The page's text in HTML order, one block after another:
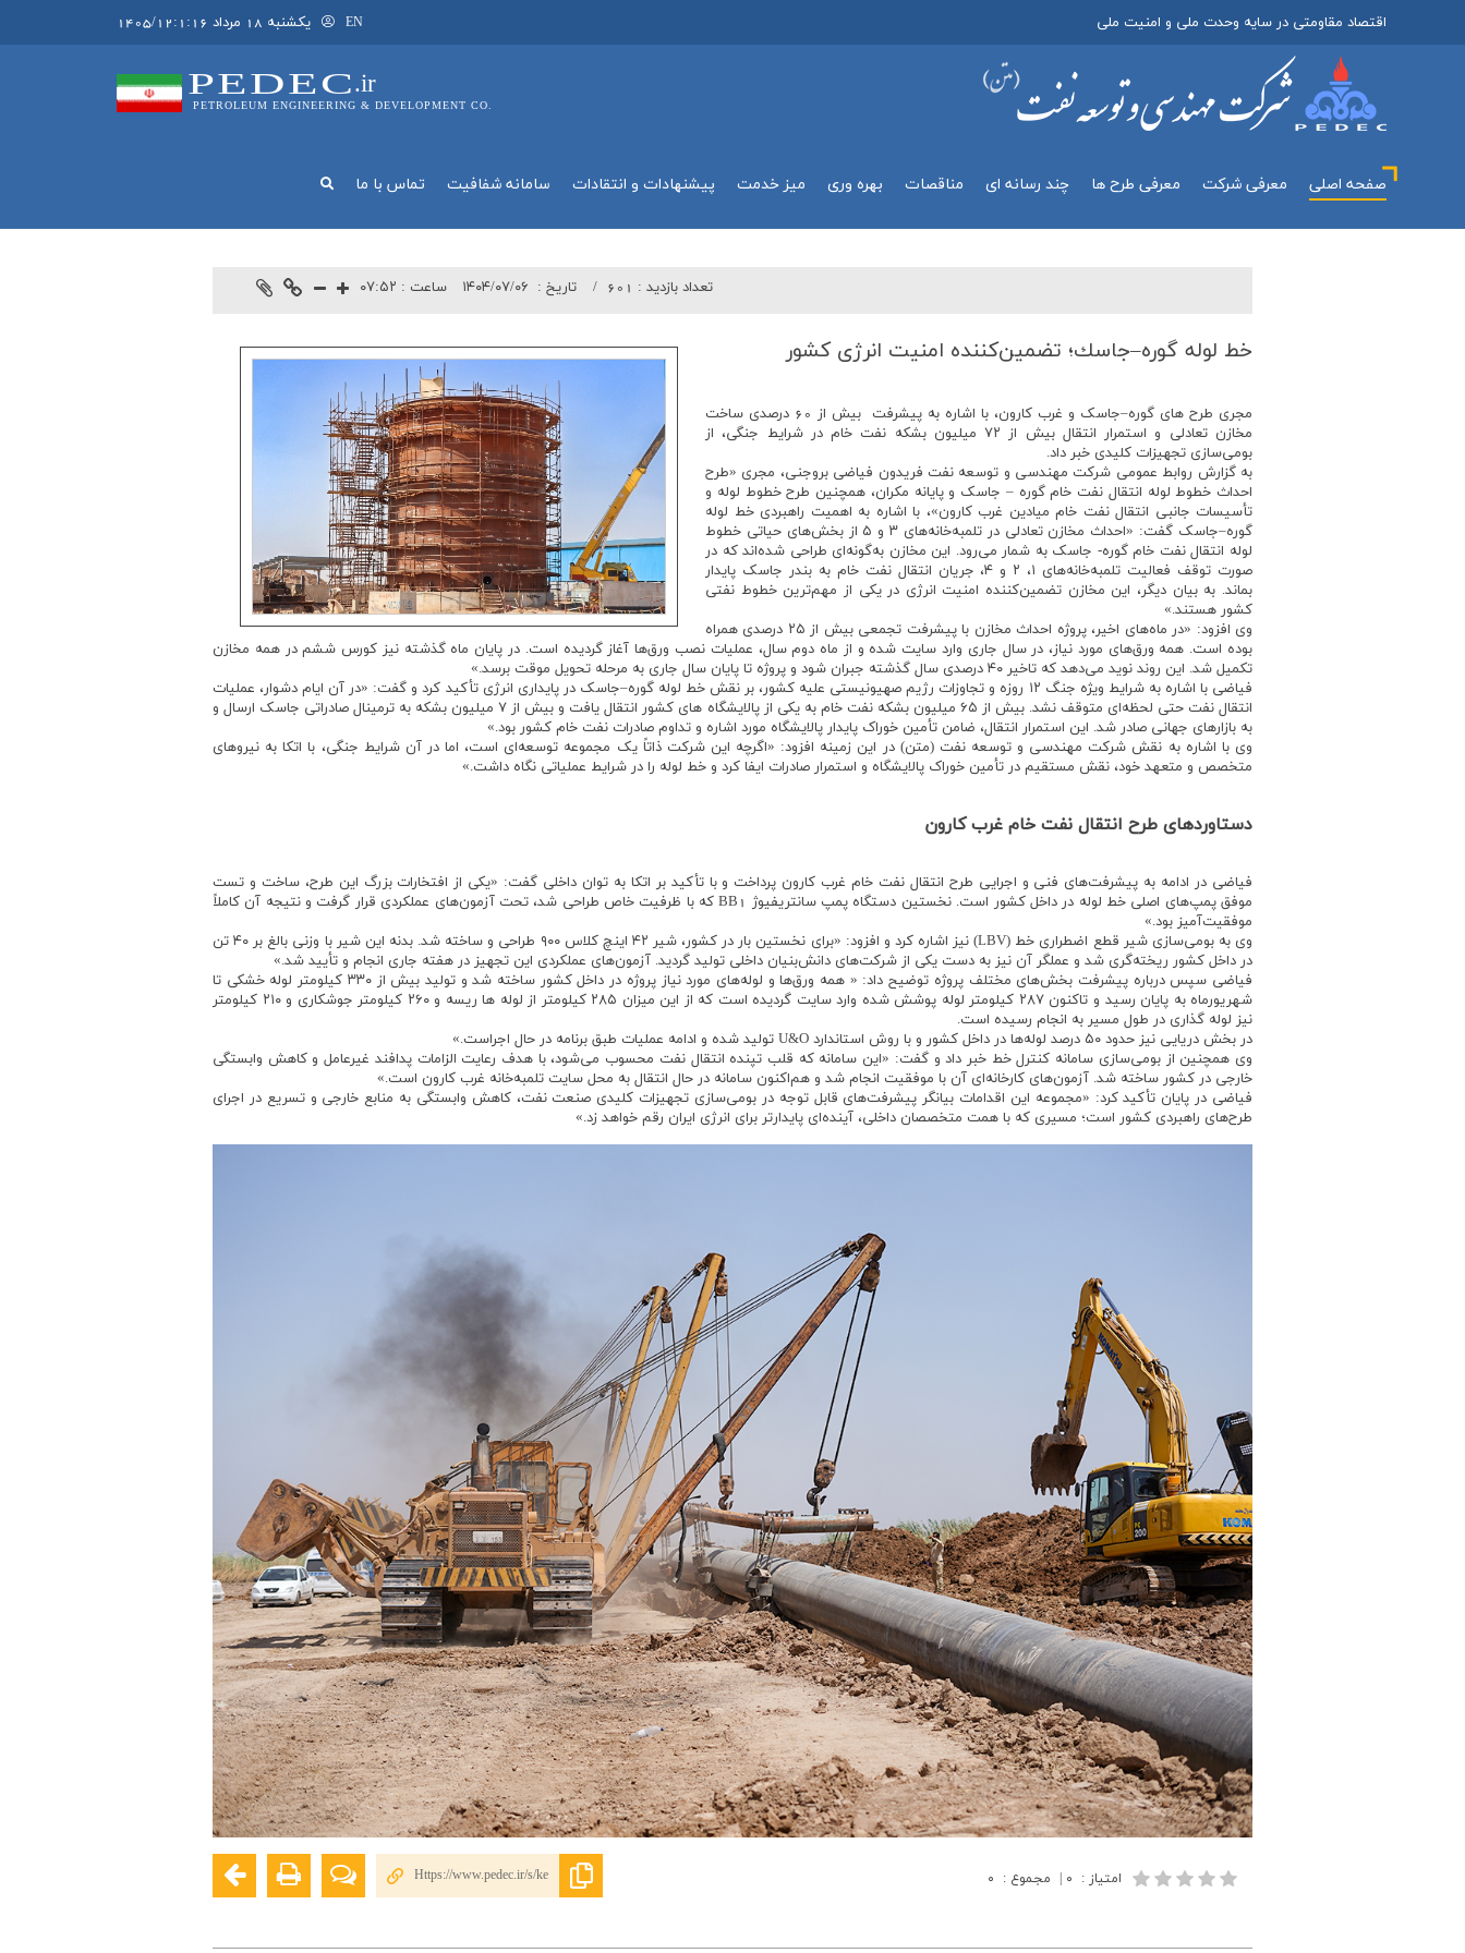
اقتصاد مقاومتی در سایه وحدت ملی و امنیت ملی EN يکشنبه 18 مرداد 1405/12:1:16
PEDEC.ir
PETROLEUM ENGINEERING & DEVELOPMENT CO.
صفحه اصلی معرفي شركت معرفی طرح ها چند رسانه اي مناقصات بهره وري میز خدمت پیشنهادات و انتقادات سامانه شفافيت تماس با ما
ساعت : ۰۷:۵۲ تاريخ : ۱۴۰۴/۰۷/۰۶ تعداد بازدید : 601
خط لوله گوره–جاسك؛ تضمین‌كننده امنیت انرژی كشور
مجری طرح های گوره–جاسک و غرب کارون، با اشاره به پیشرفت بیش از 60 درصدی ساخت
مخازن تعادلی و استمرار انتقال بیش از ۷۲ میلیون بشکه نفت خام در شرایط جنگی، از
بومی‌سازی تجهیزات کلیدی خبر داد.
به گزارش روابط عمومی شرکت مهندسی و توسعه نفت فریدون فیاضی بروجنی، مجری «طرح
احداث خطوط لوله انتقال نفت خام گوره – جاسک و پایانه مکران، همچنین طرح خطوط لوله و
تأسیسات جانبی انتقال نفت خام میادین غرب کارون»، با اشاره به اهمیت راهبردی خط لوله
گوره–جاسک گفت: «احداث مخازن تعادلی در تلمبه‌خانه‌های ۳ و ۵ از بخش‌های حیاتی خطوط
لوله انتقال نفت خام گوره- جاسک به شمار می‌رود. این مخازن به‌گونه‌ای طراحی شده‌اند که در
صورت توقف فعالیت تلمبه‌خانه‌های ۱، ۲ و ۴، جریان انتقال نفت خام به بندر جاسک پایدار
بماند. به بیان دیگر، این مخازن تضمین‌کننده امنیت انرژی در یکی از مهم‌ترین خطوط نفتی
کشور هستند.»
وی افزود: «در ماه‌های اخیر، پروژه احداث مخازن با پیشرفت تجمعی بیش از ۲۵ درصدی همراه
بوده است. همه ورق‌های مورد نیاز، در سال جاری وارد سایت شده و از ماه دوم سال، عملیات نصب ورق‌ها آغاز گردیده است. در پایان ماه گذشته نیز کورس ششم در همه مخازن
تکمیل شد. این روند نوید می‌دهد که تاخیر ۴۰ درصدی سال گذشته جبران شود و پروژه تا پایان سال جاری به مرحله تحویل موقت برسد.»
فیاضی با اشاره به شرایط ویژه جنگ ۱۲ روزه و تجاوزات رژیم صهیونیستی علیه کشور، بر نقش خط لوله گوره–جاسک در پایداری انرژی تأکید کرد و گفت: «در آن ایام دشوار، عملیات
انتقال نفت حتی لحظه‌ای متوقف نشد. بیش از ۶۵ میلیون بشکه نفت خام به یکی از پالایشگاه های کشور انتقال یافت و بیش از ۷ میلیون بشکه به ترمینال صادراتی جاسک ارسال و
به بازارهای جهانی صادر شد. این استمرار انتقال، ضامن تأمین خوراک پایدار پالایشگاه مورد اشاره و تداوم صادرات نفت خام کشور بود.»
وی با اشاره به نقش شرکت مهندسی و توسعه نفت (متن) در این زمینه افزود: «اگرچه این شرکت ذاتاً یک مجموعه توسعه‌ای است، اما در آن شرایط جنگی، با اتکا به نیروهای
متخصص و متعهد خود، نقش مستقیم در تأمین خوراک پالایشگاه و استمرار صادرات ایفا کرد و خط لوله را در شرایط عملیاتی نگاه داشت.»
دستاوردهای طرح انتقال نفت خام غرب کارون
فیاضی در ادامه به پیشرفت‌های فنی و اجرایی طرح انتقال نفت خام غرب کارون پرداخت و با تأکید بر اتکا به توان داخلی گفت: «یکی از افتخارات بزرگ این طرح، ساخت و تست
موفق پمپ‌های اصلی خط لوله در داخل کشور است. نخستین دستگاه پمپ سانتریفیوژ BB1 که با ظرفیت خاص طراحی شد، تحت آزمون‌های عملکردی قرار گرفت و نتیجه آن کاملاً
موفقیت‌آمیز بود.»
وی به بومی‌سازی شیر قطع اضطراری خط (LBV) نیز اشاره کرد و افزود: «برای نخستین بار در کشور، شیر ۴۲ اینچ کلاس ۹۰۰ طراحی و ساخته شد. بدنه این شیر با وزنی بالغ بر ۴۰ تن
در داخل کشور ریخته‌گری شد و عملگر آن نیز به دست یکی از شرکت‌های دانش‌بنیان داخلی تولید گردید. آزمون‌های عملکردی این تجهیز در هفته جاری انجام و تأیید شد.»
فیاضی سپس درباره پیشرفت بخش‌های مختلف پروژه توضیح داد: « همه ورق‌ها و لوله‌های مورد نیاز پروژه در داخل کشور ساخته شد و تولید بیش از ۳۳۰ کیلومتر لوله خشکی تا
شهریورماه به پایان رسید و تاکنون ۲۸۷ کیلومتر لوله پوشش شده وارد سایت گردیده است که از این میزان ۲۸۵ کیلومتر از لوله ها ریسه و ۲۶۰ کیلومتر جوشکاری و ۲۱۰ کیلومتر
نیز لوله گذاری در طول مسیر به انجام رسیده است.
در بخش دریایی نیز حدود ۵۰ درصد لوله‌ها در داخل کشور و با روش استاندارد U&O تولید شده و ادامه عملیات طبق برنامه در حال اجراست.»
وی همچنین از بومی‌سازی سامانه کنترل خط خبر داد و گفت: «این سامانه که قلب تپنده انتقال نفت محسوب می‌شود، با هدف رعایت الزامات پدافند غیرعامل و کاهش وابستگی
خارجی در کشور ساخته شد. آزمون‌های کارخانه‌ای آن با موفقیت انجام شد و هم‌اکنون سامانه در حال انتقال به محل سایت تلمبه‌خانه غرب کارون است.»
فیاضی در پایان تأکید کرد: «مجموعه این اقدامات بیانگر پیشرفت‌های قابل توجه در بومی‌سازی تجهیزات کلیدی صنعت نفت، کاهش وابستگی به منابع خارجی و تسریع در اجرای
طرح‌های راهبردی کشور است؛ مسیری که با همت متخصصان داخلی، آینده‌ای پایدارتر برای انرژی ایران رقم خواهد زد.»
امتیاز : ۰ مجموع : ۰ Https://www.pedec.ir/s/ke